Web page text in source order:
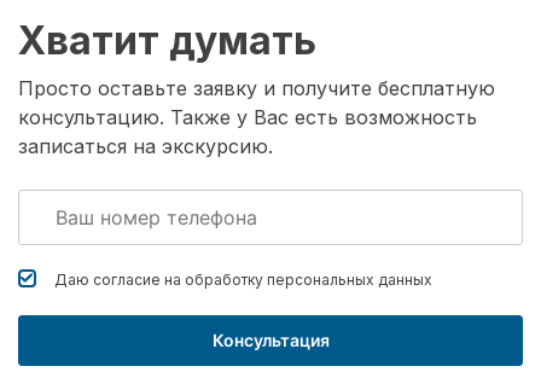
Хватит думать
Просто оставьте заявку и получите бесплатную
консультацию. Также у Вас есть возможность
записаться на экскурсию.
Даю согласие на обработку персональных данных
Консультация